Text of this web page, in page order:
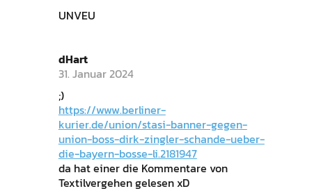
UNVEU
dHart
31. Januar 2024
;)
https://www.berliner-
kurier.de/union/stasi-banner-gegen-
union-boss-dirk-zingler-schande-ueber-
die-bayern-bosse-li.2181947
da hat einer die Kommentare von
Textilvergehen gelesen xD